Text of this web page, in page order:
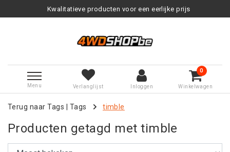
Kwalitatieve producten voor een eerlijke prijs
Menu Verlanglijst Inloggen
0
Winkelwagen
Terug naar Tags Tags timble
Producten getagd met timble